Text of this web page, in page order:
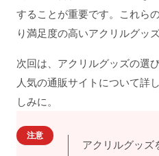
することが重要です。これら
り満足度の高いアクリルグッ
次回は、アクリルグッズの選
人気の通販サイトについて詳
しみに。
注意
アクリルグッズ